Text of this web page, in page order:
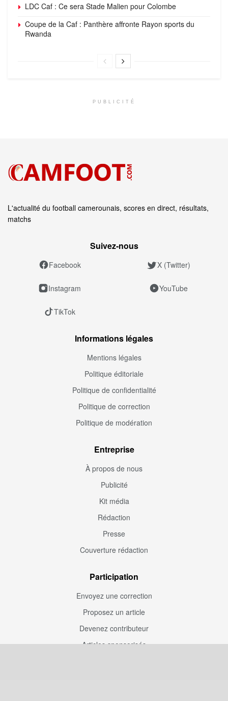
LDC Caf : Ce sera Stade Malien pour Colombe
Coupe de la Caf : Panthère affronte Rayon sports du
Rwanda
PUBLICITÉ
L'actualité du football camerounais, scores en direct, résultats,
matchs
Suivez‑nous
Facebook X (Twitter)
Instagram YouTube
TikTok
Informations légales
Mentions légales
Politique éditoriale
Politique de confidentialité
Politique de correction
Politique de modération
Entreprise
À propos de nous
Publicité
Kit média
Rédaction
Presse
Couverture rédaction
Participation
Envoyez une correction
Proposez un article
Devenez contributeur
Articles sponsorisés